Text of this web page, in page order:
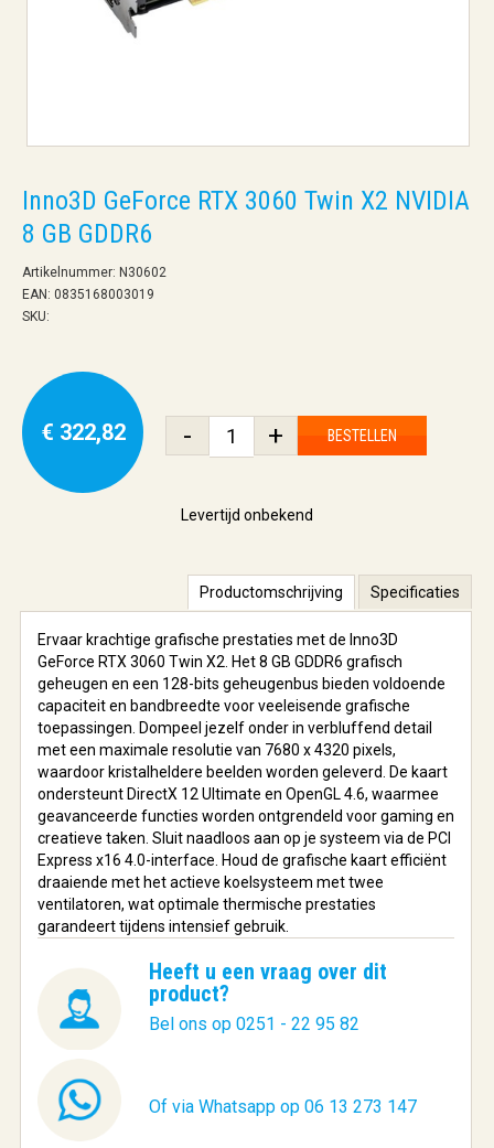
Inno3D GeForce RTX 3060 Twin X2 NVIDIA
8 GB GDDR6
Artikelnummer: N30602
EAN: 0835168003019
SKU:
€ 322,82 - + BESTELLEN
Levertijd onbekend
Productomschrijving Specificaties
Ervaar krachtige grafische prestaties met de Inno3D
GeForce RTX 3060 Twin X2. Het 8 GB GDDR6 grafisch
geheugen en een 128-bits geheugenbus bieden voldoende
capaciteit en bandbreedte voor veeleisende grafische
toepassingen. Dompeel jezelf onder in verbluffend detail
met een maximale resolutie van 7680 x 4320 pixels,
waardoor kristalheldere beelden worden geleverd. De kaart
ondersteunt DirectX 12 Ultimate en OpenGL 4.6, waarmee
geavanceerde functies worden ontgrendeld voor gaming en
creatieve taken. Sluit naadloos aan op je systeem via de PCI
Express x16 4.0-interface. Houd de grafische kaart efficiënt
draaiende met het actieve koelsysteem met twee
ventilatoren, wat optimale thermische prestaties
garandeert tijdens intensief gebruik.
Heeft u een vraag over dit
product?
Bel ons op 0251 - 22 95 82
Of via Whatsapp op 06 13 273 147